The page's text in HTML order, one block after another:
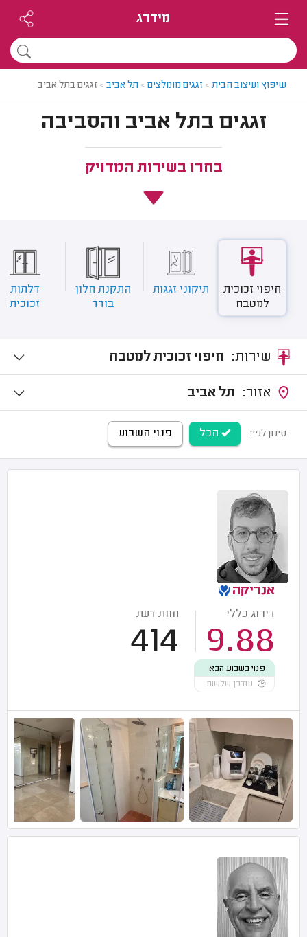
מידרג
שיפוץ ועיצוב הבית> זגגים מומלצים> תל אביב> זגגים בתל אביב
זגגים בתל אביב והסביבה
בחרו בשירות המדויק
חיפוי זכוכית
למטבח
תיקוני זגגות
התקנת חלון
בודד
דלתות
זכוכית
חיפוי זכוכית למטבח
תל אביב
סינון לפי: הכל פנוי השבוע
אנריקה
דירוג כללי
9.88
חוות דעת
414
פנוי בשבוע הבא
עודכן שלשום